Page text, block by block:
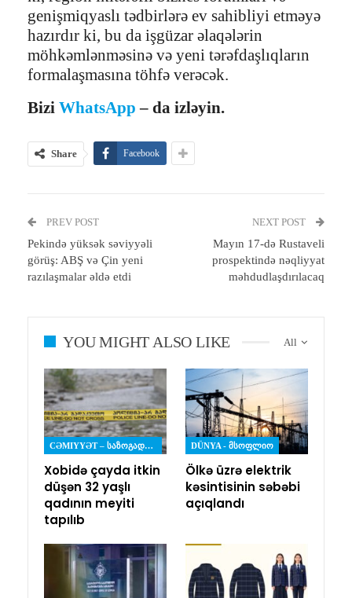
genişmiqyaslı tədbirlərə ev sahibliyi etməyə
hazırdır ki, bu da işgüzar əlaqələrin
möhkəmlənməsinə və yeni tərəfdaşlıqların
formalaşmasına töhfə verəcək.
Bizi WhatsApp – da izləyin.
Share Facebook
PREV POST
Pekində yüksək səviyyəli
görüş: ABŞ və Çin yeni
razılaşmalar əldə etdi
NEXT POST
Mayın 17-də Rustaveli
prospektində nəqliyyat
məhdudlaşdırılacaq
All
YOU MIGHT ALSO LIKE
CƏMIYYƏT – ᲡᲐᲖᲝᲒᲐᲓᲝᲔᲑᲐ
Xobidə çayda itkin
düşən 32 yaşlı
qadının meyiti
tapılıb
DÜNYA - ᲛᲡᲝᲤᲚᲘᲝ
Ölkə üzrə elektrik
kəsintisinin səbəbi
açıqlandı